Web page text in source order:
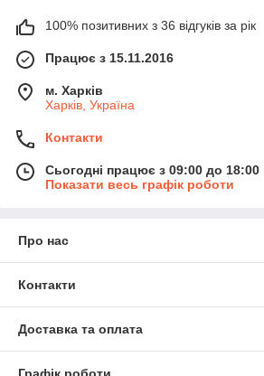
100% позитивних з 36 відгуків за рік
Працює з 15.11.2016
м. Харків
Харків, Україна
Контакти
Сьогодні працює з 09:00 до 18:00
Показати весь графік роботи
Про нас
Контакти
Доставка та оплата